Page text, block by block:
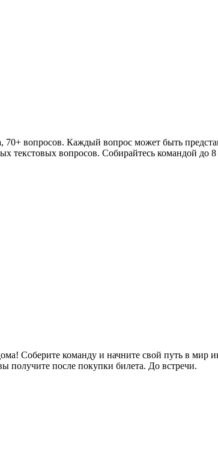
вопросов. Каждый вопрос может быть
текстовых вопросов. Собирайтесь командой до
Соберите команду и начните свой путь в
после покупки билета. До встречи.